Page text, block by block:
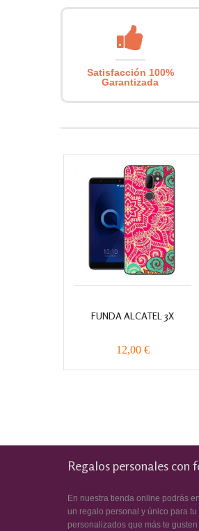
Satisfacción 100%
Garantizada
FUNDA ALCATEL 3X
12,00 €
Regalos personales con
En nuestra tienda online podrás
un regalo personal y único para
personalizados que más te